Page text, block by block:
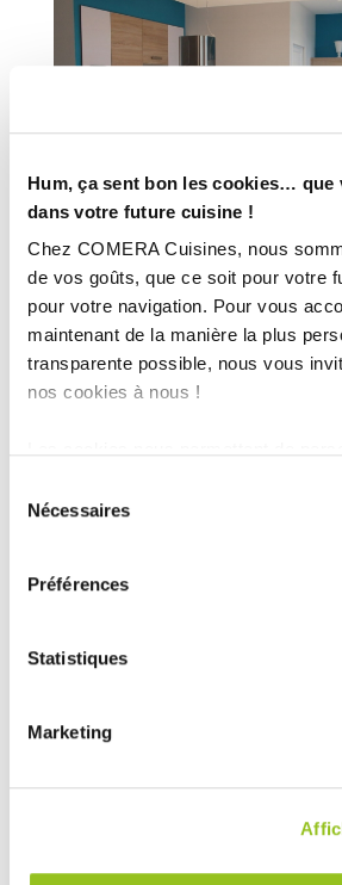
Hum, ça sent bon les cookies… que
dans votre future cuisine !
Chez COMERA Cuisines, nous
de vos goûts, que ce soit pour votre
pour votre navigation. Pour vous
maintenant de la manière la plus
transparente possible, nous vous
nos cookies à nous !
médias sociaux et d'analyser notre
partageons également des
notre site avec nos partenaires de
publicité et d'analyse, qui peuvent
ou qu'ils ont collectées lors de votre
Nécessaires
Préférences
Statistiques
Marketing
INFORMATIONS
TECHNIQUES :
Finition :Blanc Brillant et Bleu Marine
Magasin : COMERA Cuisines à la Chapelle
MEUBLE DE SALON AVEC CAVE À VIN